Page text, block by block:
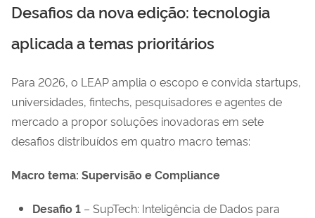
Desafios da nova edição: tecnologia
aplicada a temas prioritários
Para 2026, o LEAP amplia o escopo e convida startups,
universidades, fintechs, pesquisadores e agentes de
mercado a propor soluções inovadoras em sete
desafios distribuídos em quatro macro temas:
Macro tema: Supervisão e Compliance
Desafio 1 – SupTech: Inteligência de Dados para